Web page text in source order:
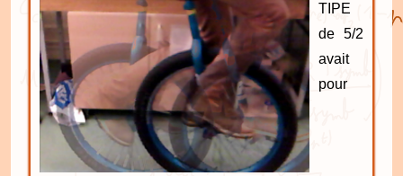
TIPE
de 5/2
avait
pour